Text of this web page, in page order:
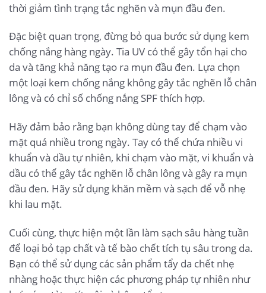
thời giảm tình trạng tắc nghẽn và mụn đầu đen.
Đặc biệt quan trọng, đừng bỏ qua bước sử dụng kem
chống nắng hàng ngày. Tia UV có thể gây tổn hại cho
da và tăng khả năng tạo ra mụn đầu đen. Lựa chọn
một loại kem chống nắng không gây tắc nghẽn lỗ chân
lông và có chỉ số chống nắng SPF thích hợp.
Hãy đảm bảo rằng bạn không dùng tay để chạm vào
mặt quá nhiều trong ngày. Tay có thể chứa nhiều vi
khuẩn và dầu tự nhiên, khi chạm vào mặt, vi khuẩn và
dầu có thể gây tắc nghẽn lỗ chân lông và gây ra mụn
đầu đen. Hãy sử dụng khăn mềm và sạch để vỗ nhẹ
khi lau mặt.
Cuối cùng, thực hiện một lần làm sạch sâu hàng tuần
để loại bỏ tạp chất và tế bào chết tích tụ sâu trong da.
Bạn có thể sử dụng các sản phẩm tẩy da chết nhẹ
nhàng hoặc thực hiện các phương pháp tự nhiên như